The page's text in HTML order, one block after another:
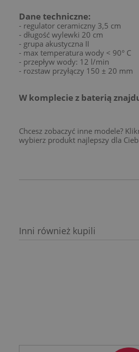
Dane techniczne:
- regulator ceramiczny 3,5 cm
- długość wylewki 20 cm
- grupa akustyczna II
- max temperatura wody < 90° C
- przepływ wody: 12 l/min
- rozstaw przyłączy 150 ± 20 mm
W komplecie z baterią
Chcesz zobaczyć inne modele?
wybierz produkt najlepszy dla
Inni również kupili